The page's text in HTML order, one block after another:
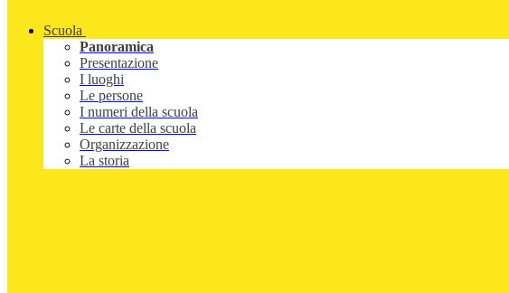
Scuola
Panoramica
Presentazione
I luoghi
Le persone
I numeri della scuola
Le carte della scuola
Organizzazione
La storia